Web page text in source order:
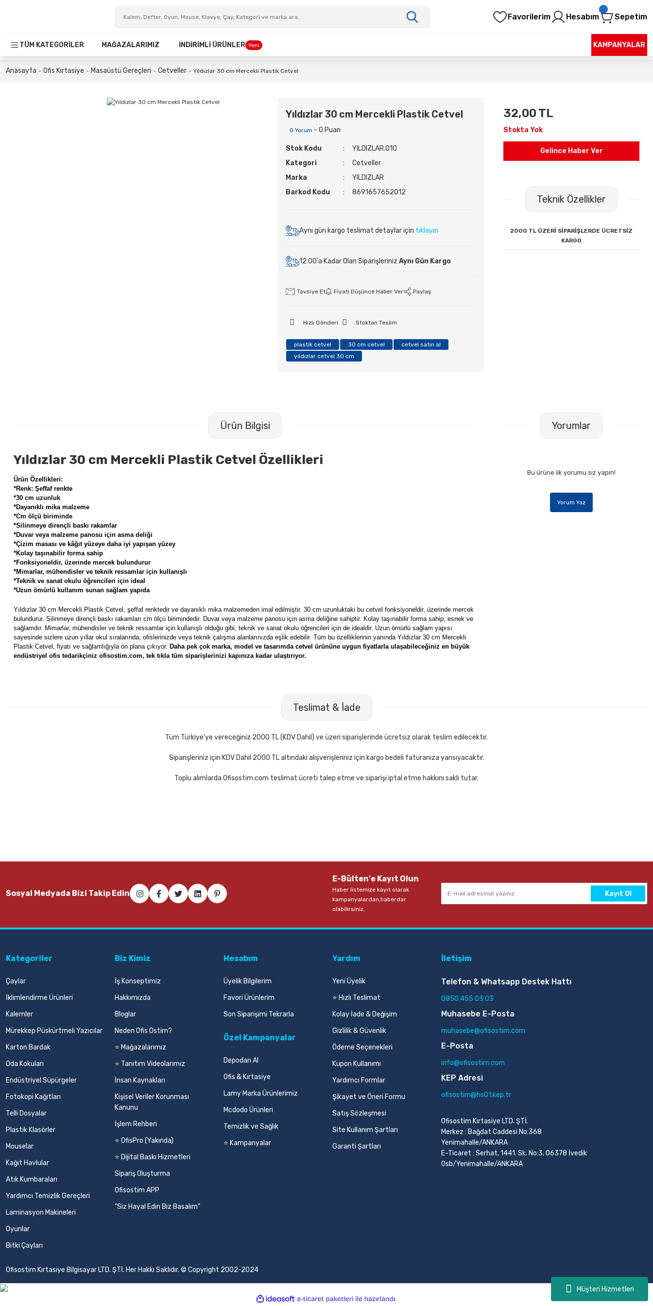
Müşteri Hizmetleri
Favorilerim Hesabım Sepetim
TÜM KATEGORİLER MAĞAZALARIMIZ İNDİRİMLİ ÜRÜNLER Yeni KAMPANYALAR
Anasayfa Ofis Kırtasiye Masaüstü Gereçleri Cetveller Yıldızlar 30 cm Mercekli Plastik Cetvel
Yıldızlar 30 cm Mercekli Plastik Cetvel
0 Yorum - 0 Puan
Stok Kodu
YILDIZLAR.010
Kategori
Cetveller
Marka
YILDIZLAR
Barkod Kodu
8691657652012
Aynı gün kargo teslimat detaylar için tıklayın
12:00'a Kadar Olan Siparişleriniz Aynı Gün Kargo
Tavsiye Et Fiyatı Düşünce Haber Ver Paylaş
Hızlı Gönderi Stoktan Teslim
plastik cetvel 30 cm cetvel
cetvel satın al
yıldızlar cetvel 30 cm
32,00 TL
Stokta Yok
Gelince Haber Ver
Teknik Özellikler
2000 TL ÜZERİ SİPARİŞLERDE ÜCRETSİZ
KARGO
Ürün Bilgisi
Yıldızlar 30 cm Mercekli Plastik Cetvel Özellikleri
Ürün Özellikleri:
*Renk: Şeffaf renkte
*30 cm uzunluk
*Dayanıklı mika malzeme
*Cm ölçü biriminde
*Silinmeye dirençli baskı rakamlar
*Duvar veya malzeme panosu için asma deliği
*Çizim masası ve kâğıt yüzeye daha iyi yapışan yüzey
*Kolay taşınabilir forma sahip
*Fonksiyoneldir, üzerinde mercek bulundurur
*Mimarlar, mühendisler ve teknik ressamlar için kullanışlı
*Teknik ve sanat okulu öğrencileri için ideal
*Uzun ömürlü kullanım sunan sağlam yapıda
Yıldızlar 30 cm Mercekli Plastik Cetvel, şeffaf renktedir ve dayanıklı mika malzemeden imal edilmiştir. 30 cm uzunluktaki bu cetvel fonksiyoneldir, üzerinde mercek
bulundurur. Silinmeye dirençli baskı rakamları cm ölçü birimindedir. Duvar veya malzeme panosu için asma deliğine sahiptir. Kolay taşınabilir forma sahip, esnek ve
sağlamdır. Mimarlar, mühendisler ve teknik ressamlar için kullanışlı olduğu gibi, teknik ve sanat okulu öğrencileri için de idealdir. Uzun ömürlü sağlam yapısı
sayesinde sizlere uzun yıllar okul sıralarında, ofislerinizde veya teknik çalışma alanlarınızda eşlik edebilir. Tüm bu özelliklerinin yanında Yıldızlar 30 cm Mercekli
Plastik Cetvel, fiyatı ve sağlamlığıyla ön plana çıkıyor. Daha pek çok marka, model ve tasarımda cetvel ürününe uygun fiyatlarla ulaşabileceğiniz en büyük
endüstriyel ofis tedarikçiniz ofisostim.com, tek tıkla tüm siparişlerinizi kapınıza kadar ulaştırıyor.
Yorumlar
Bu ürüne ilk yorumu siz yapın!
Yorum Yaz
Teslimat & İade
Tüm Türkiye'ye vereceğiniz 2000 TL (KDV Dahil) ve üzeri siparişlerinde ücretsiz olarak teslim edilecektir.
Siparişleriniz için KDV Dahil 2000 TL altındaki alışverişleriniz için kargo bedeli faturanıza yansıyacaktır.
Toplu alımlarda Ofisostim.com teslimat ücreti talep etme ve siparişi iptal etme hakkını saklı tutar.
Sosyal Medyada Bizi Takip Edin
E-Bülten'e Kayıt Olun
Haber listemize kayıt olarak
kampanyalardan,haberdar
olabilirsiniz.
Kayıt Ol
Kategoriler
Çaylar
İklimlendirme Ürünleri
Kalemler
Mürekkep Püskürtmeli Yazıcılar
Karton Bardak
Oda Kokuları
Endüstriyel Süpürgeler
Fotokopi Kağıtları
Telli Dosyalar
Plastik Klasörler
Mouselar
Kağıt Havlular
Atık Kumbaraları
Yardımcı Temizlik Gereçleri
Laminasyon Makineleri
Oyunlar
Bitki Çayları
Biz Kimiz
İş Konseptimiz
Hakkımızda
Bloglar
Neden Ofis Ostim?
⭐ Mağazalarımız
⭐ Tanıtım Videolarımız
İnsan Kaynakları
Kişisel Veriler Korunması
Kanunu
İşlem Rehberi
⭐ OfisPro (Yakında)
⭐ Dijital Baskı Hizmetleri
Sipariş Oluşturma
Ofisostim APP
"Siz Hayal Edin Biz Basalım"
Hesabım
Üyelik Bilgilerim
Favori Ürünlerim
Son Siparişimi Tekrarla
Özel Kampanyalar
Depodan Al
Ofis & Kırtasiye
Lamy Marka Ürünlerimiz
Mcdodo Ürünleri
Temizlik ve Sağlık
⭐ Kampanyalar
Yardım
Yeni Üyelik
⭐ Hızlı Teslimat
Kolay İade & Değişim
Gizlilik & Güvenlik
Ödeme Seçenekleri
Kupon Kullanımı
Yardımcı Formlar
Şikayet ve Öneri Formu
Satış Sözleşmesi
Site Kullanım Şartları
Garanti Şartları
İletişim
Telefon & Whatsapp Destek Hattı
0850 455 03 03
Muhasebe E-Posta
muhasebe@ofisostim.com
E-Posta
info@ofisostim.com
KEP Adresi
ofisostim@hs01.kep.tr
Ofisostim Kırtasiye LTD. ŞTİ.
Merkez : Bağdat Caddesi No:368
Yenimahalle/ANKARA
E-Ticaret : Serhat, 1441. Sk. No:3, 06378 İvedik
Osb/Yenimahalle/ANKARA
Ofisostim Kırtasiye Bilgisayar LTD. ŞTİ. Her Hakkı Saklıdır. © Copyright 2002-2024
ideasoft
e-